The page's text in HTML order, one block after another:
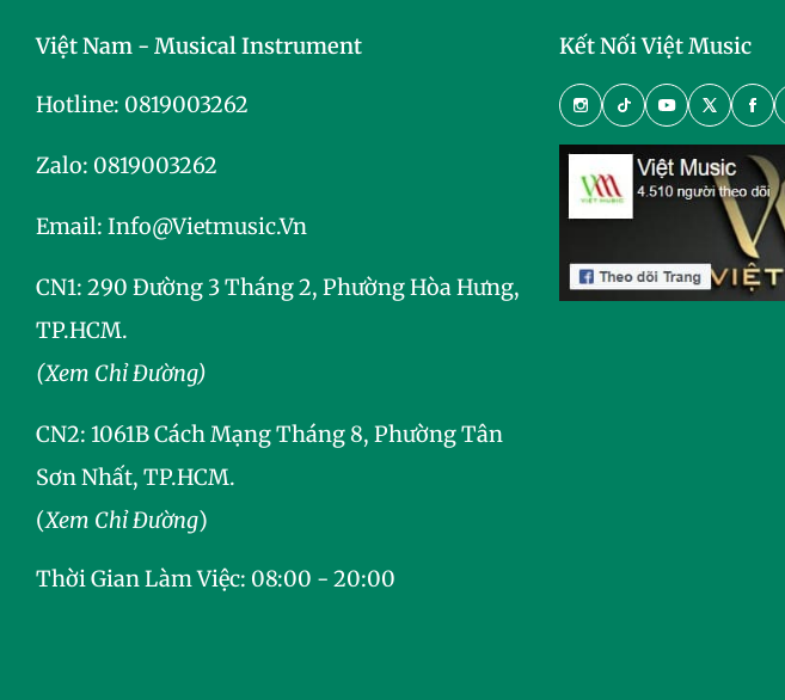
Việt Nam - Musical Instrument
Hotline: 0819003262
Zalo: 0819003262
Email: Info@vietmusic.vn
CN1: 290 Đường 3 Tháng 2, Phường Hòa Hưng,
TP.HCM.
(Xem Chỉ Đường)
CN2: 1061B Cách Mạng Tháng 8, Phường Tân
Sơn Nhất, TP.HCM.
(Xem Chỉ Đường)
Thời Gian Làm Việc: 08:00 - 20:00
Kết Nối Việt Music